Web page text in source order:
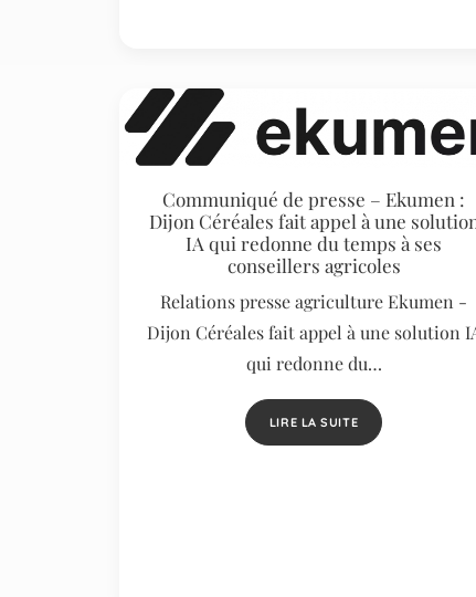
Communiqué de presse – Ekumen :
Dijon Céréales fait appel à une
IA qui redonne du temps à ses
conseillers agricoles
Relations presse agriculture Ekumen -
Dijon Céréales fait appel à une solution
qui redonne du…
LIRE LA SUITE